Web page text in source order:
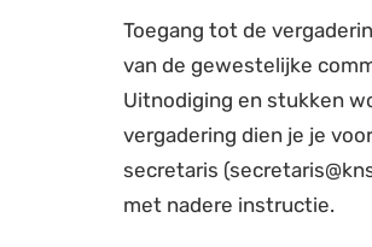
Toegang tot de
van de gewestelijke
Uitnodiging en stukken
vergadering dien je je
secretaris
met nadere instructie.